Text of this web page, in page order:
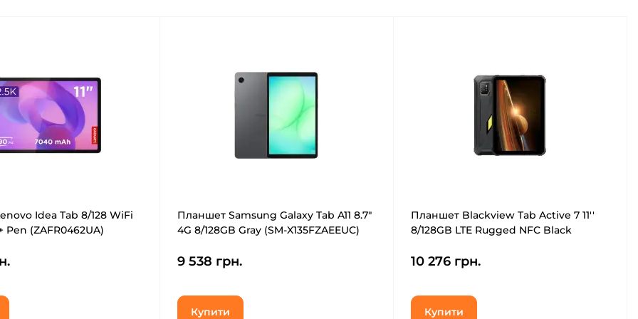
Idea Tab 8/128 WiFi
Pen (ZAFR0462UA)
Планшет Samsung Galaxy Tab A11 8.7"
4G 8/128GB Gray (SM-X135FZAEEUC)
9 538 грн.
Купити
Планшет Blackview Tab Active 7 11''
8/128GB LTE Rugged NFC Black
10 276 грн.
Купити